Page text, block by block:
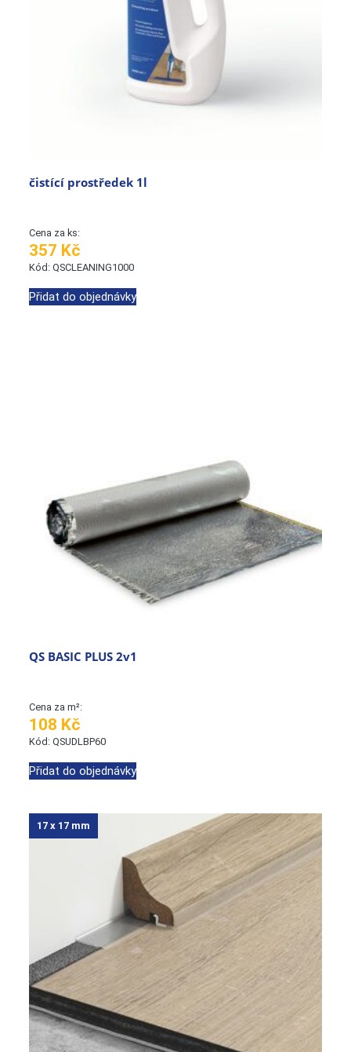
čistící prostředek 1l
Cena za ks:
357 Kč
Kód: QSCLEANING1000
Přidat do objednávky
QS BASIC PLUS 2v1
Cena za m²:
108 Kč
Kód: QSUDLBP60
Přidat do objednávky
17 x 17 mm